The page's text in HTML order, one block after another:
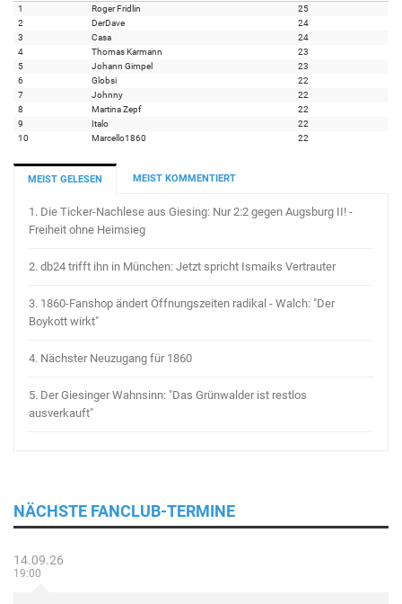
1
Roger Fridlin
25
2
DerDave
24
3
Casa
24
4
Thomas Karmann
23
5
Johann Gimpel
23
6
Globsi
22
7
Johnny
22
8
Martina Zepf
22
9
Italo
22
10
Marcello1860 22
MEIST GELESEN MEIST KOMMENTIERT
1. Die Ticker-Nachlese aus Giesing: Nur 2:2 gegen Augsburg II! -
Freiheit ohne Heimsieg
2. db24 trifft ihn in München: Jetzt spricht Ismaiks Vertrauter
3. 1860-Fanshop ändert Öffnungszeiten radikal - Walch: "Der
Boykott wirkt"
4. Nächster Neuzugang für 1860
5. Der Giesinger Wahnsinn: "Das Grünwalder ist restlos
ausverkauft"
NÄCHSTE FANCLUB-TERMINE
14.09.26
19:00